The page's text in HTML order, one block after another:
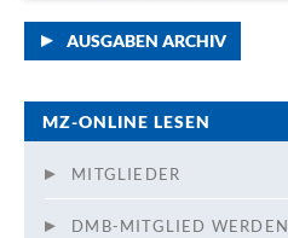
AUSGABEN ARCHIV
MZ-ONLINE LESEN
MITGLIEDER
DMB-MITGLIED WERDEN